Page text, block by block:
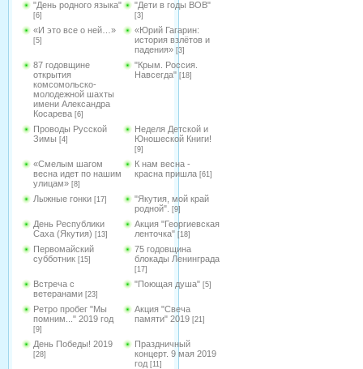
"День родного языка"
[6]
"Дети в годы ВОВ"
[3]
«И это все о ней…»
[5]
«Юрий Гагарин:
история взлётов и
падения» [3]
87 годовщине
открытия
комсомольско-
молодежной шахты
имени Александра
Косарева [6]
"Крым. Россия.
Навсегда" [18]
Проводы Русской
Зимы [4]
Неделя Детской и
Юношеской Книги!
[9]
«Смелым шагом
весна идет по нашим
улицам» [8]
К нам весна -
красна пришла [61]
Лыжные гонки [17]
"Якутия, мой край
родной".
[9]
День Республики
Саха (Якутия) [13]
Акция "Георгиевская
ленточка" [18]
Первомайский
субботник [15]
75 годовщина
блокады Ленинграда
[17]
Встреча с
ветеранами [23]
"Поющая душа" [5]
Ретро пробег "Мы
помним..." 2019 год
[9]
Акция "Свеча
памяти" 2019 [21]
День Победы! 2019
[28]
Праздничный
концерт. 9 мая 2019
год [11]